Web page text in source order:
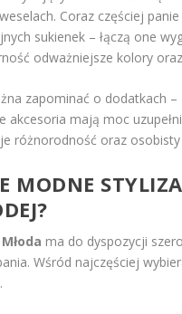
Coraz częściej
sukienek – łączą one
odważniejsze kolory
zapominać o dodatkach –
akcesoria mają moc
różnorodność oraz
MODNE
ma do dyspozycji
Wśród najczęściej